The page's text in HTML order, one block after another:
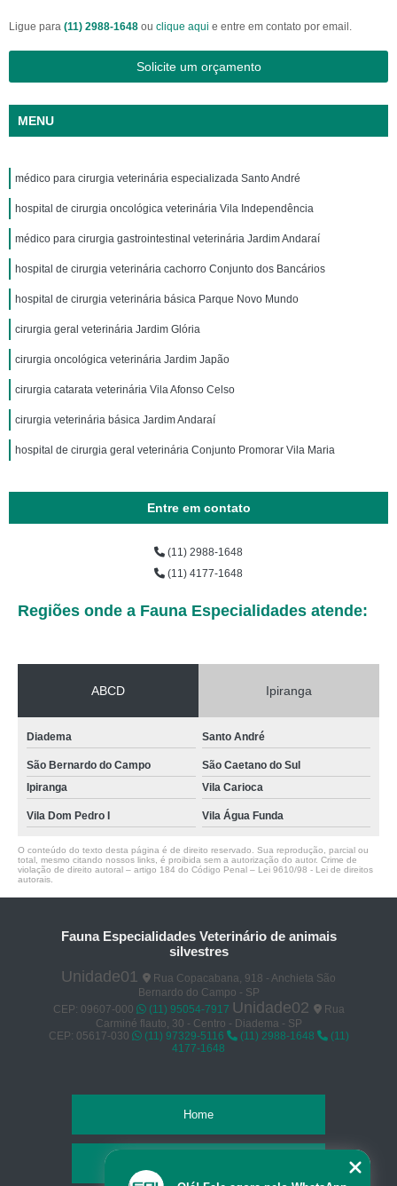
Ligue para (11) 2988-1648 ou clique aqui e entre em contato por email.
Solicite um orçamento
MENU
médico para cirurgia veterinária especializada Santo André
hospital de cirurgia oncológica veterinária Vila Independência
médico para cirurgia gastrointestinal veterinária Jardim Andaraí
hospital de cirurgia veterinária cachorro Conjunto dos Bancários
hospital de cirurgia veterinária básica Parque Novo Mundo
cirurgia geral veterinária Jardim Glória
cirurgia oncológica veterinária Jardim Japão
cirurgia catarata veterinária Vila Afonso Celso
cirurgia veterinária básica Jardim Andaraí
hospital de cirurgia geral veterinária Conjunto Promorar Vila Maria
Entre em contato
(11) 2988-1648
(11) 4177-1648
Regiões onde a Fauna Especialidades atende:
ABCD Ipiranga
Diadema Santo André
São Bernardo do Campo
São Caetano do Sul
Ipiranga
Vila Carioca
Vila Dom Pedro I Vila Água Funda
O conteúdo do texto desta página é de direito reservado. Sua reprodução, parcial ou
total, mesmo citando nossos links, é proibida sem a autorização do autor. Crime de
violação de direito autoral – artigo 184 do Código Penal – Lei 9610/98 - Lei de direitos
autorais
Fauna Especialidades Veterinário de animais
silvestres
Unidade01
Rua Copacabana, 918 - Anchieta São
Bernardo do Campo - SP
CEP: 09607-000
(11) 95054-7917 Unidade02
Rua
Carminé flauto, 30 - Centro - Diadema - SP
CEP: 05617-030
(11) 97329-5116 (11) 2988-1648
(11)
4177-1648
Home